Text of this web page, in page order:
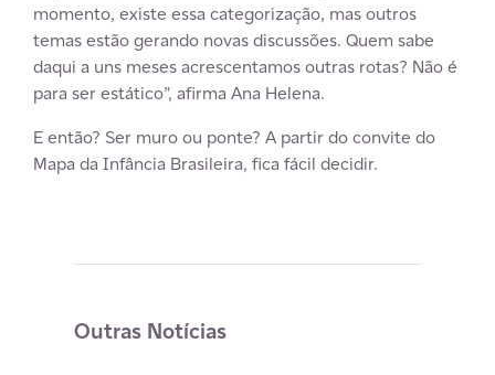
momento, existe essa categorização, mas outros
temas estão gerando novas discussões. Quem sabe
daqui a uns meses acrescentamos outras rotas? Não é
para ser estático”, afirma Ana Helena.
E então? Ser muro ou ponte? A partir do convite do
Mapa da Infância Brasileira, fica fácil decidir.
Outras Notícias